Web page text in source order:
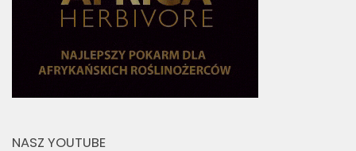
NASZ YOUTUBE